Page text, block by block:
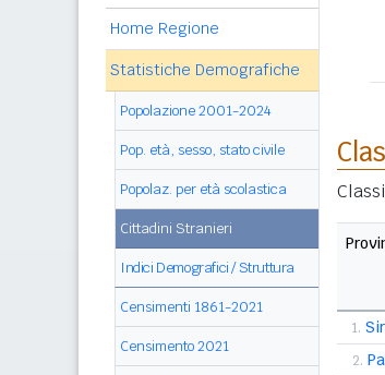
Home Regione
Statistiche Demografiche
Popolazione 2001-2024
Pop. età, sesso, stato civile
Popolaz. per età scolastica
Cittadini Stranieri
Indici Demografici / Struttura
Censimenti 1861-2021
Censimento 2021
1.
2.